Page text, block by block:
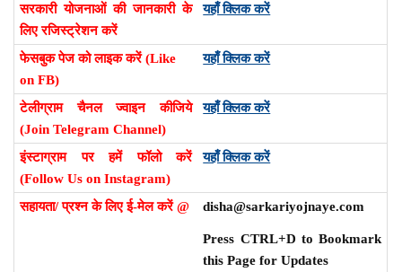
सरकारी योजनाओं की जानकारी के
लिए रजिस्ट्रेशन करें
यहाँ क्लिक करें
फेसबुक पेज को लाइक करें (Like
on FB)
यहाँ क्लिक करें
टेलीग्राम चैनल ज्वाइन कीजिये
(Join Telegram Channel)
यहाँ क्लिक करें
इंस्टाग्राम पर हमें फॉलो करें
(Follow Us on Instagram)
यहाँ क्लिक करें
सहायता/ प्रश्न के लिए ई-मेल करें @ disha@sarkariyojnaye.com
Press CTRL+D to Bookmark
this Page for Updates